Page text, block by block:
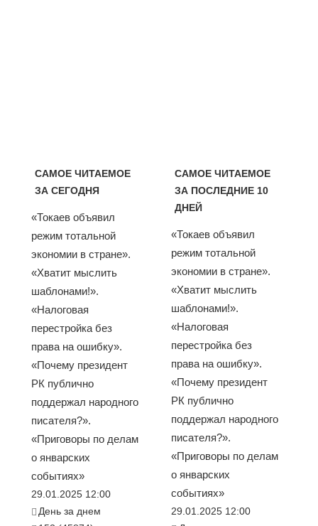
САМОЕ ЧИТАЕМОЕ
ЗА СЕГОДНЯ
«Токаев объявил
режим тотальной
экономии в стране».
«Хватит мыслить
шаблонами!».
«Налоговая
перестройка без
права на ошибку».
«Почему президент
РК публично
поддержал народного
писателя?».
«Приговоры по делам
о январских
событиях»
29.01.2025 12:00
День за днем
САМОЕ ЧИТАЕМОЕ
ЗА ПОСЛЕДНИЕ 10
ДНЕЙ
«Токаев объявил
режим тотальной
экономии в стране».
«Хватит мыслить
шаблонами!».
«Налоговая
перестройка без
права на ошибку».
«Почему президент
РК публично
поддержал народного
писателя?».
«Приговоры по делам
о январских
событиях»
29.01.2025 12:00